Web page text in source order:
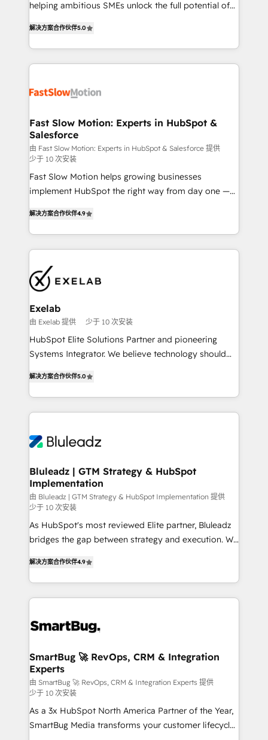
Sales + Service Hub, synchronisation ERP ↔
Implementation, Data Migration & Custom
Integration. 📩 Parlons de votre projet →
helping ambitious SMEs unlock the full potential of
but never see the ROI they expected due to poor
adoption, messy data, and disconnected teams
getting in the way. That’s where we come in. We
design, implement, and optimise HubSpot so it
services include: - Choosing the right HubSpot
package for your business - Full CRM, Marketing, and
Sales Hub implementations - Custom dashboards
and reporting - Workflow automation and data
clean-up - Sales enablement and team training -
Ongoing optimisation and RevOps support Based in
engine it’s meant to be.
解决方案合作伙伴5.0
Fast Slow Motion: Experts in HubSpot &
Salesforce
由 Fast Slow Motion: Experts in HubSpot & Salesforce 提供
少于 10 次安装
Fast Slow Motion helps growing businesses
implement HubSpot the right way from day one —
Highly certified in both HubSpot and Salesforce, we
bring deep experience in CRM implementation,
integrations, and data migration across modern
market and enterprise organizations, our team
combines strong technical execution with real
business perspective. Many of our consultants have
scaled businesses themselves, giving us a practical
understanding of what owners and operators need
as their systems, data, and processes evolve. Since
range of industries, including healthcare, software,
B2B services, manufacturing, financial services and
on delivering clean, scalable, AI-ready systems that
create long-term value and a consistently strong
解决方案合作伙伴4.9
Exelab
由 Exelab 提供 少于 10 次安装
HubSpot Elite Solutions Partner and pioneering
Systems Integrator. We believe technology should
Every engagement begins with clear objectives,
customer journey mapping, and measurable KPIs.
Only then we architect solutions. The question is
outcomes to deliver. -SYSTEM INTEGRATION-
make HubSpot the operational hub, integrated with
SAP, Microsoft Dynamics, custom ERPs, and any
enterprise platform. Proprietary apps extend
HubSpot beyond standard configurations. -AI-
FIRST- AI across customer-facing operations to
accelerate decisions, streamline processes, and
action and automation into competitive advantage.
✦ 150+ implementations ✦ 100+ certifications ✦ 7
解决方案合作伙伴5.0
Bluleadz | GTM Strategy & HubSpot
Implementation
由 Bluleadz | GTM Strategy & HubSpot Implementation 提供
少于 10 次安装
As HubSpot's most reviewed Elite partner, Bluleadz
bridges the gap between strategy and execution. We
Operating System (GTM OS) to align your leadership
and engineer a portal that drives predictable
revenue velocity. 🚀 GTM Strategy & Alignment
stalling growth. Fix your ICP, Math, and Story to stop
Scalable Architecture: Zero-technical-debt setup
across all Hubs, validated by our 7 HubSpot
Accreditations. AI-Powered RevOps: Breeze AI,
custom AI agents, and high-integrity migrations for
total reporting clarity. Security & Compliance: SOC 2
Type I and HIPAA attested for enterprise-grade data
解决方案合作伙伴4.9
SmartBug 🚀 RevOps, CRM & Integration
Experts
由 SmartBug 🚀 RevOps, CRM & Integration Experts 提供
少于 10 次安装
As a 3x HubSpot North America Partner of the Year,
SmartBug Media transforms your customer lifecycle